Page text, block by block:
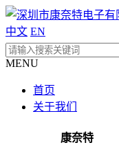
中文 EN
MENU
首页
关于我们
康奈特